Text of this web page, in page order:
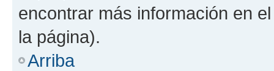
encontrar más información en
la página).
Arriba